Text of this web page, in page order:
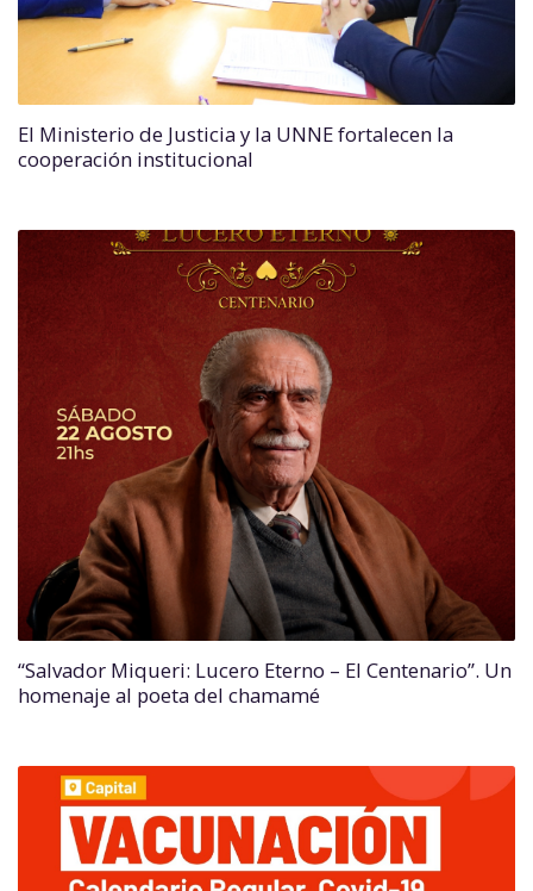
El Ministerio de Justicia y la UNNE fortalecen la
cooperación institucional
“Salvador Miqueri: Lucero Eterno – El Centenario”. Un
homenaje al poeta del chamamé